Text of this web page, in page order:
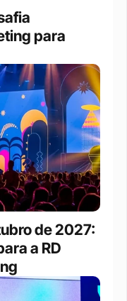
para
de 2027:
a RD